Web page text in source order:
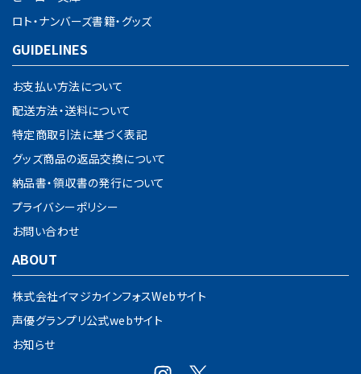
ロト・ナンバーズ書籍・グッズ
GUIDELINES
お支払い方法について
配送方法・送料について
特定商取引法に基づく表記
グッズ商品の返品交換について
納品書・領収書の発行について
プライバシーポリシー
お問い合わせ
ABOUT
株式会社イマジカインフォスWebサイト
声優グランプリ公式webサイト
お知らせ